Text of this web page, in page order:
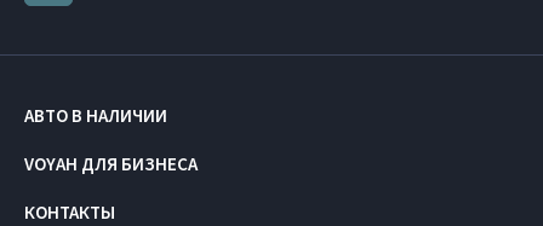
АВТО В НАЛИЧИИ
VOYAH ДЛЯ БИЗНЕСА
КОНТАКТЫ